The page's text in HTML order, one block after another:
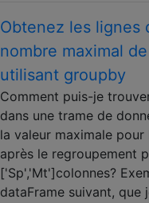
Obtenez les lignes
nombre maximal
utilisant groupby
Comment puis-je
dans une trame de
la valeur maximale
après le regroupement
['Sp','Mt']colonnes?
dataFrame suivant, que